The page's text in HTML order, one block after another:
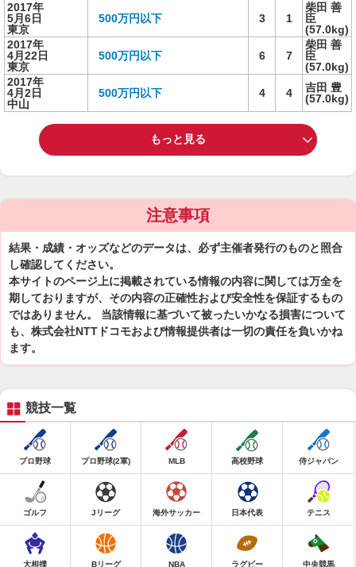
2017年
5月6日
東京
500万円以下 3 1
柴田 善
臣
(57.0kg)
2017年
4月22日
東京
500万円以下 6 7
柴田 善
臣
(57.0kg)
2017年
4月2日
中山
500万円以下 4 4
吉田 豊
(57.0kg)
もっと見る
注意事項
結果・成績・オッズなどのデータは、必ず主催者発行のものと照合
し確認してください。
本サイトのページ上に掲載されている情報の内容に関しては万全を
期しておりますが、その内容の正確性および安全性を保証するもの
ではありません。 当該情報に基づいて被ったいかなる損害について
も、株式会社NTTドコモおよび情報提供者は一切の責任を負いかね
ます。
競技一覧
プロ野球 プロ野球(2軍) MLB 高校野球 侍ジャパン
ゴルフ Jリーグ 海外サッカー 日本代表 テニス
大相撲 Bリーグ NBA ラグビー 中央競馬